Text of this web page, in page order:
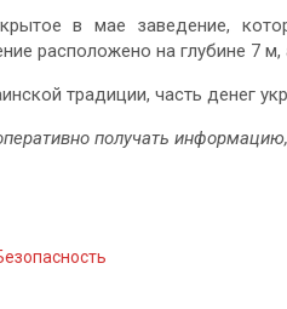
в мае заведение,
расположено на глубине 7
традиции, часть денег
получать